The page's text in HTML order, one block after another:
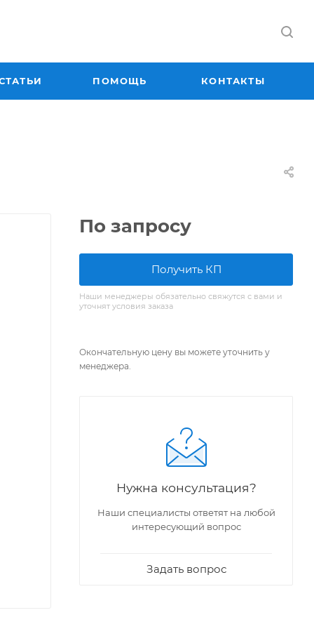
ПОМОЩЬ КОНТАКТЫ
По запросу
Получить КП
Наши менеджеры обязательно свяжутся с вами и
уточнят условия заказа
Окончательную цену вы можете уточнить у
менеджера.
Нужна консультация?
Наши специалисты ответят на любой
интересующий вопрос
Задать вопрос